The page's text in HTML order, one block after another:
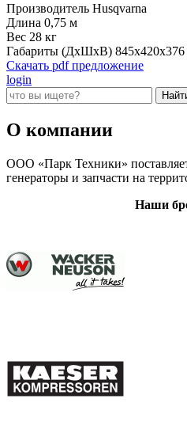
Производитель Husqvarna
Длина 0,75 м
Вес 28 кг
Габариты (ДxШxВ)
Скачать pdf предложение
login
О компании
ООО «Парк Техники»
генераторы и запчасти на
Наши